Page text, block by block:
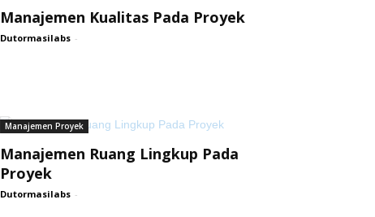
Manajemen Kualitas Pada Proyek
Dutormasilabs -
Manajemen Proyek
Manajemen Ruang Lingkup Pada
Proyek
Dutormasilabs -